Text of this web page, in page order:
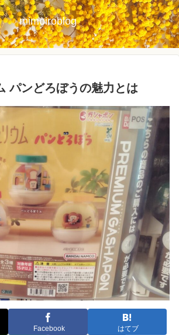
mimoiroblog
パンどろぼうの魅力とは
Facebook はてブ